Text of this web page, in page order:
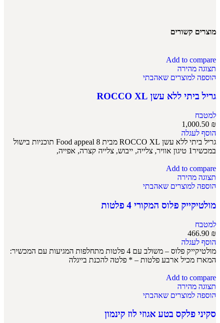
מוצרים קשורים
Add to compare
תצוגה מהירה
הוספה למוצרים שאהבתי
גריל ביתי ללא עשן ROCCO XL
למטבח
1,000.50 ₪
הוסף לעגלה
גריל ביתי ללא עשן ROCCO XL מבית Food appeal 8 תוכניות בישול
במכשיר1 טיגון אוויר, צלייה, ייבוש, צלייה קצרה, אפייה,
Add to compare
תצוגה מהירה
הוספה למוצרים שאהבתי
מולטיקייק פלוס המקורי 4 פלטות
למטבח
466.90 ₪
הוסף לעגלה
מולטיקייק פלוס – משולב עם 4 פלטות מתחלפות המגיעות עם המכשיר:
המארז מכיל ארבע פלטות – * פלטה להכנת בייגלה
Add to compare
תצוגה מהירה
הוספה למוצרים שאהבתי
סקיני פלקס בטע אגוזי לוז קינמון